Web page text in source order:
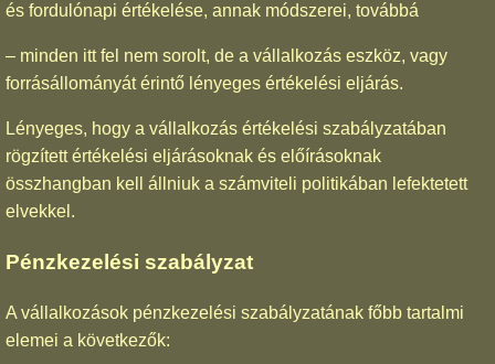
és fordulónapi értékelése, annak módszerei, továbbá
– minden itt fel nem sorolt, de a vállalkozás eszköz, vagy
forrásállományát érintő lényeges értékelési eljárás.
Lényeges, hogy a vállalkozás értékelési szabályzatában
rögzített értékelési eljárásoknak és előírásoknak
összhangban kell állniuk a számviteli politikában lefektetett
elvekkel.
Pénzkezelési szabályzat
A vállalkozások pénzkezelési szabályzatának főbb tartalmi
elemei a következők: